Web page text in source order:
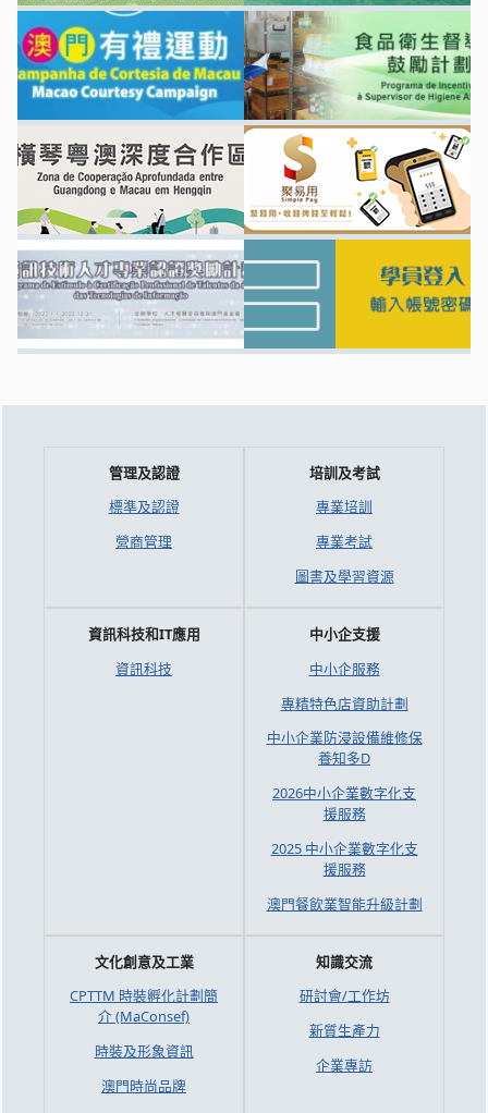
管理及認證
標準及認證
營商管理
培訓及考試
專業培訓
專業考試
圖書及學習資源
資訊科技和IT應用
資訊科技
中小企支援
中小企服務
專精特色店資助計劃
中小企業防浸設備維修保
養知多D
2026中小企業數字化支
援服務
2025 中小企業數字化支
援服務
澳門餐飲業智能升級計劃
文化創意及工業
CPTTM 時裝孵化計劃簡
介 (MaConsef)
時裝及形象資訊
澳門時尚品牌
知識交流
研討會/工作坊
新質生產力
企業專訪